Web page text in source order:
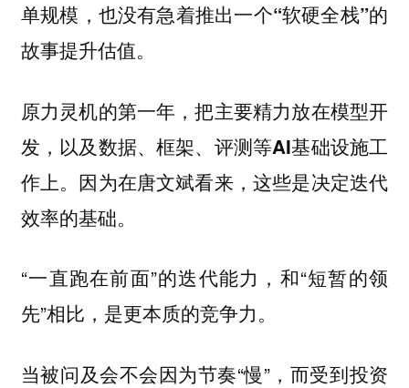
单规模，也没有急着推出一个“软硬全栈”的
故事提升估值。
原力灵机的第一年，把主要精力放在模型开
发，以及数据、框架、评测等AI基础设施工
作上。因为在唐文斌看来，这些是决定迭代
效率的基础。
“一直跑在前面”的迭代能力，和“短暂的领
先”相比，是更本质的竞争力。
当被问及会不会因为节奏“慢”，而受到投资